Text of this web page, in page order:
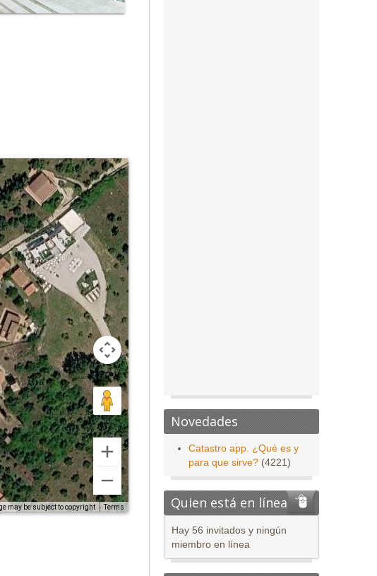
may be subject to copyright Terms
Novedades
Catastro app. ¿Qué es y
para que sirve? (4221)
Quien está en línea
Hay 56 invitados y ningún
miembro en línea